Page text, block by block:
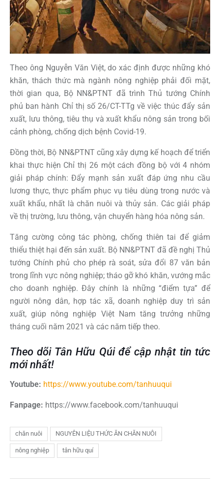
Theo ông Nguyễn Văn Việt, do xác định được những khó
khăn, thách thức mà ngành nông nghiệp phải đối mặt,
thời gian qua, Bộ NN&PTNT đã trình Thủ tướng Chính
phủ ban hành Chỉ thị số 26/CT-TTg về việc thúc đẩy sản
xuất, lưu thông, tiêu thụ và xuất khẩu nông sản trong bối
cảnh phòng, chống dịch bệnh Covid-19.
Đồng thời, Bộ NN&PTNT cũng xây dựng kế hoạch để triển
khai thực hiện Chỉ thị 26 một cách đồng bộ với 4 nhóm
giải pháp chính: Đẩy mạnh sản xuất đáp ứng nhu cầu
lương thực, thực phẩm phục vụ tiêu dùng trong nước và
xuất khẩu, nhất là chăn nuôi và thủy sản. Các giải pháp
về thị trường, lưu thông, vận chuyển hàng hóa nông sản.
Tăng cường công tác phòng, chống thiên tai để giảm
thiểu thiệt hại đến sản xuất. Bộ NN&PTNT đã đề nghị Thủ
tướng Chính phủ cho phép rà soát, sửa đổi 87 văn bản
trong lĩnh vực nông nghiệp; tháo gỡ khó khăn, vướng mắc
cho doanh nghiệp. Đây chính là những “điểm tựa” để
người nông dân, hợp tác xã, doanh nghiệp duy trì sản
xuất, giúp nông nghiệp Việt Nam tăng trưởng những
tháng cuối năm 2021 và các năm tiếp theo.
Theo dõi Tân Hữu Qúi để cập nhật tin tức
mới nhất!
Youtube: https://www.youtube.com/tanhuuqui
Fanpage: https://www.facebook.com/tanhuuqui
chăn nuôi NGUYÊN LIỆU THỨC ĂN CHĂN NUÔI
nông nghiệp tân hữu quí